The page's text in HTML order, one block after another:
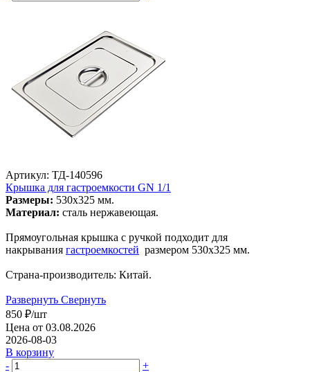
Артикул: ТД-140596
Крышка для гастроемкости GN 1/1
Размеры: 530х325 мм.
Материал: сталь нержавеющая.
Прямоугольная крышка с ручкой подходит для
накрывания гастроемкостей размером 530х325 мм.
Страна-производитель: Китай.
Развернуть Свернуть
850 ₽/шт
Цена от 03.08.2026
2026-08-03
В корзину
-
+